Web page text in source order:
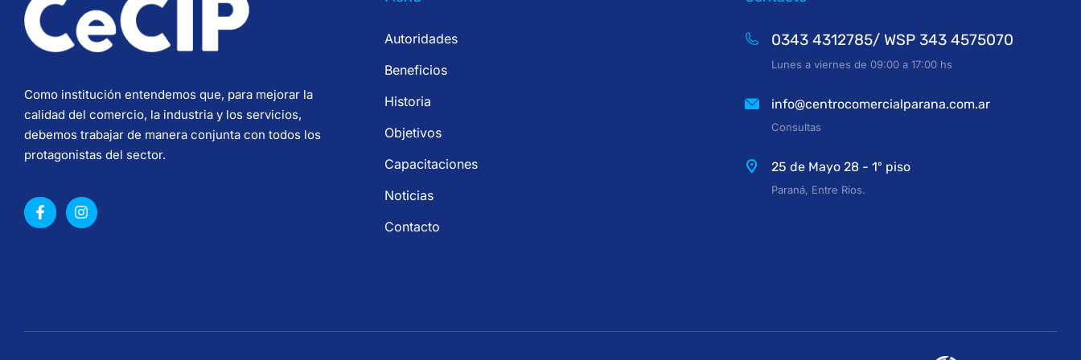
Como institución entendemos que, para mejorar la
calidad del comercio, la industria y los servicios,
debemos trabajar de manera conjunta con todos los
protagonistas del sector.
Autoridades
Beneficios
Historia
Objetivos
Capacitaciones
Noticias
Contacto
0343 4312785/ WSP 343 4575070
Lunes a viernes de 09:00 a 17:00 hs
info@centrocomercialparana.com.ar
Consultas
25 de Mayo 28 - 1º piso
Paraná, Entre Ríos.